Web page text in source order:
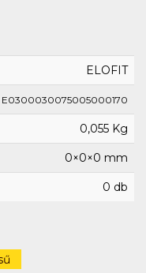
ELOFIT
E0300030075005000170
0,055 Kg
0×0×0 mm
0 db